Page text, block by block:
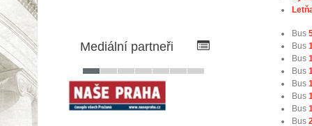
Bus
Bus
Bus
Bus
Bus
Bus
Bus
Bus
Mediální partneři